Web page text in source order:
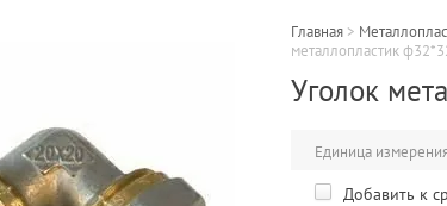
Главная >
металлопластик
Уголок
Единица
Добавить к